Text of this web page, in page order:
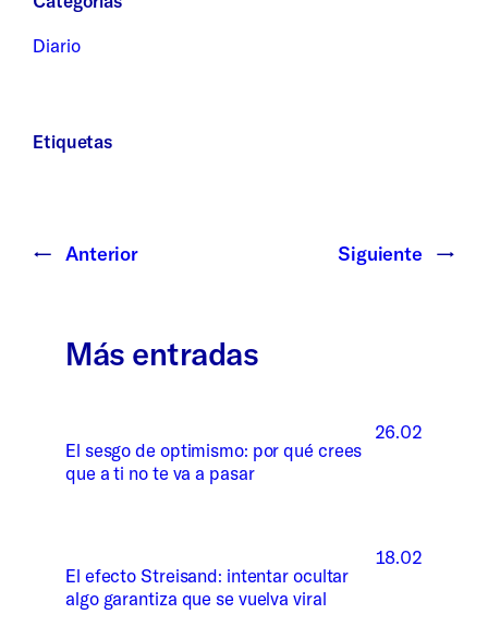
Diario
Etiquetas
← Anterior Siguiente →
Más entradas
El sesgo de optimismo: por qué crees
que a ti no te va a pasar
26.02
El efecto Streisand: intentar ocultar
algo garantiza que se vuelva viral
18.02